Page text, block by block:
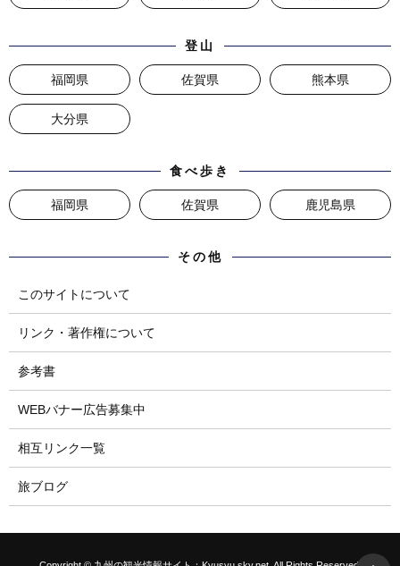
登山
福岡県 佐賀県 熊本県
大分県
食べ歩き
福岡県 佐賀県 鹿児島県
その他
このサイトについて
リンク・著作権について
参考書
WEBバナー広告募集中
相互リンク一覧
旅ブログ